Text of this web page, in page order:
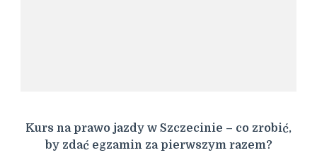
Kurs na prawo jazdy w Szczecinie – co zrobić,
by zdać egzamin za pierwszym razem?